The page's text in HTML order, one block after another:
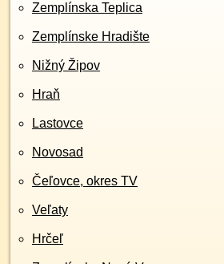
Zemplínska Teplica
Zemplínske Hradište
Nižný Žipov
Hraň
Lastovce
Novosad
Čeľovce, okres TV
Veľaty
Hrčeľ